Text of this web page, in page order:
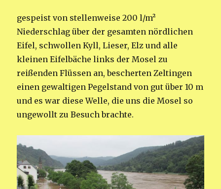
gespeist von stellenweise 200 l/m²
Niederschlag über der gesamten nördlichen
Eifel, schwollen Kyll, Lieser, Elz und alle
kleinen Eifelbäche links der Mosel zu
reißenden Flüssen an, bescherten Zeltingen
einen gewaltigen Pegelstand von gut über 10 m
und es war diese Welle, die uns die Mosel so
ungewollt zu Besuch brachte.